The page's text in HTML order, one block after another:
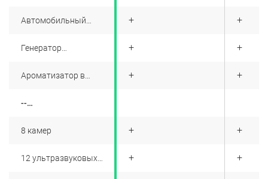
Автомобильный
Генератор
Ароматизатор в
--
8 камер
12 ультразвуковых
+
+
+
+
+
+
+
+
+
+
+
+
+
+
+